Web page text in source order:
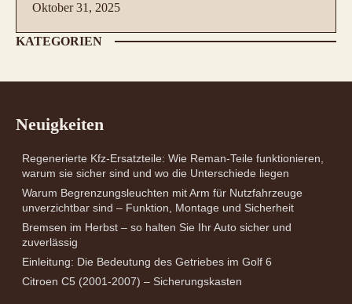
Oktober 31, 2025
KATEGORIEN
Neuigkeiten
Regenerierte Kfz-Ersatzteile: Wie Reman-Teile funktionieren,
warum sie sicher sind und wo die Unterschiede liegen
Warum Begrenzungsleuchten mit Arm für Nutzfahrzeuge
unverzichtbar sind – Funktion, Montage und Sicherheit
Bremsen im Herbst – so halten Sie Ihr Auto sicher und
zuverlässig
Einleitung: Die Bedeutung des Getriebes im Golf 6
Citroen C5 (2001-2007) – Sicherungskasten